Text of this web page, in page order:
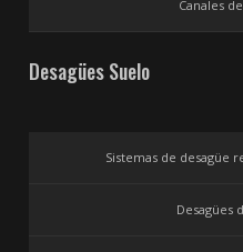
Canales
Desagües Suelo
Sistemas de desagüe
Desagües